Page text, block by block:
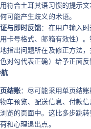
符合土耳其语习惯的提示文
可能产生歧义的术语。
与即时反馈：在用户输入
用卡号格式、邮箱有效性）
指出问题所在及修正方法
色对勾代表正确）给予正面反
结账：尽可能采用单页结
车预览、配送信息、付款
览的页面中。这比多步跳
和心理退出点。